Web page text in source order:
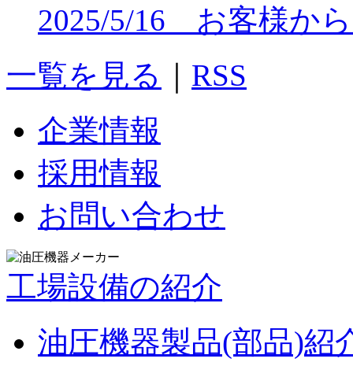
2025/5/16 お客様か
一覧を見る
RSS
企業情報
採用情報
お問い合わせ
工場設備の紹介
油圧機器製品(部品)紹